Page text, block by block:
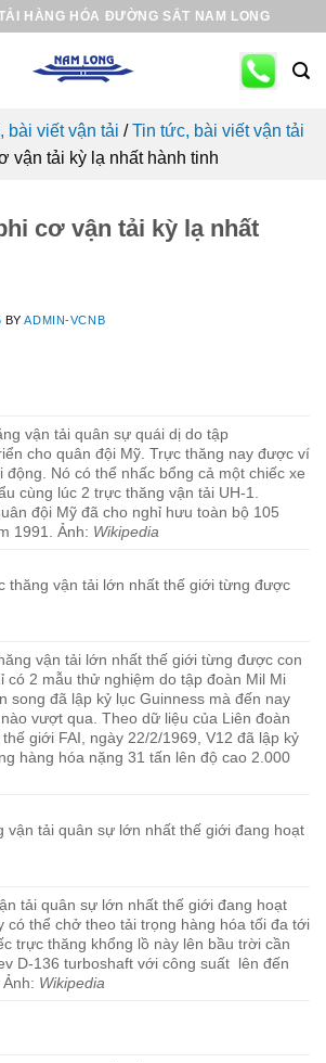
HÀNG HÓA ĐƯỜNG SẮT NAM LONG
bài viết vận tải /Tin tức, bài viết vận tải
vận tải kỳ lạ nhất hành tinh
cơ vận tải kỳ lạ nhất
BYADMIN-VCNB
vận tải quân sự quái dị do tập
cho quân đội Mỹ. Trực thăng nay được ví
động. Nó có thể nhấc bổng cả một chiếc xe
cùng lúc 2 trực thăng vận tải UH-1.
đội Mỹ đã cho nghỉ hưu toàn bộ 105
1991. Ảnh: Wikipedia
vận tải lớn nhất thế giới từng được con
có 2 mẫu thử nghiệm do tập đoàn Mil Mi
song đã lập kỷ lục Guinness mà đến nay
vượt qua. Theo dữ liệu của Liên đoàn
giới FAI, ngày 22/2/1969, V12 đã lập kỷ
hàng hóa nặng 31 tấn lên độ cao 2.000
tải quân sự lớn nhất thế giới đang hoạt
có thể chở theo tải trọng hàng hóa tối đa tới
trực thăng khổng lồ này lên bầu trời cần
D-136 turboshaft với công suất lên đến
Wikipedia